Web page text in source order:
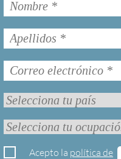
Acepto la política de